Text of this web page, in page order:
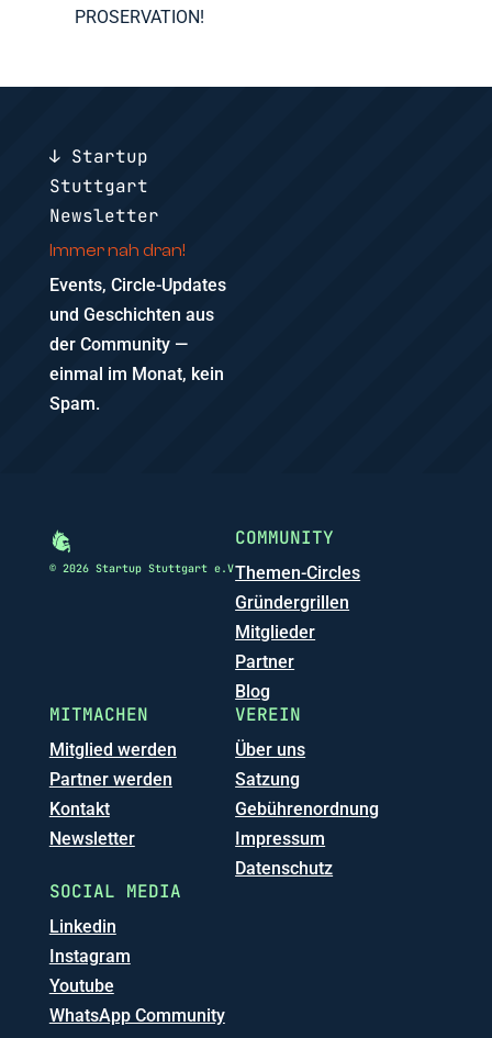
PROSERVATION!
↓ Startup
Stuttgart
Newsletter
Immer nah dran!
Events, Circle-Updates
und Geschichten aus
der Community —
einmal im Monat, kein
Spam.
© 2026 Startup Stuttgart e.V
COMMUNITY
Themen-Circles
Gründergrillen
Mitglieder
Partner
Blog
MITMACHEN
Mitglied werden
Partner werden
Kontakt
Newsletter
VEREIN
Über uns
Satzung
Gebührenordnung
Impressum
Datenschutz
SOCIAL MEDIA
Linkedin
Instagram
Youtube
WhatsApp Community